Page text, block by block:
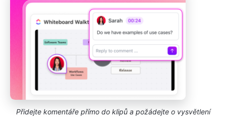
Přidejte komentáře přímo do klipů a požádejte o vysvětlení